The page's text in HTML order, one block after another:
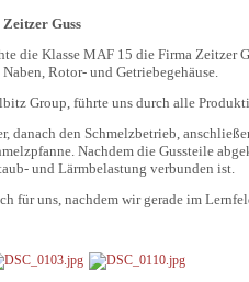
Guss
die Klasse MAF 15 die Firma
Rotor- und Getriebegehäuse.
Group, führte uns durch alle
danach den Schmelzbetrieb,
Nachdem die Gussteile
und Lärmbelastung verbunden ist.
für uns, nachdem wir gerade im